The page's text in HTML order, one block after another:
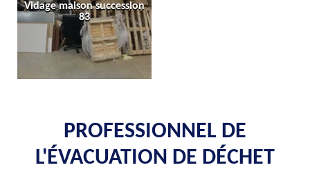
Vidage maison succession
83
PROFESSIONNEL DE
L'ÉVACUATION DE DÉCHET